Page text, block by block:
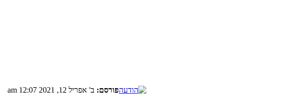
פורסם: ב' אפריל 12, 2021 12:07 am